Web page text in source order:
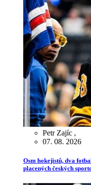
Petr Zajíc ,
07. 08. 2026
Osm hokejistů, dva
placených českých